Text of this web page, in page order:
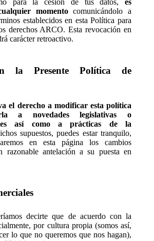
para la cesión de tus datos, es
momentocomunicándolo a
establecidos en esta Política para
derechos ARCO. Esta revocación en
carácter retroactivo.
la Presente Política de
el derecho a modificar esta política
a novedades legislativas o
así como a prácticas de la
supuestos, puedes estar tranquilo,
en esta página los cambios
razonable antelación a su puesta en
decirte que de acuerdo con la
por cultura propia (somos así,
lo que no queremos que nos hagan),